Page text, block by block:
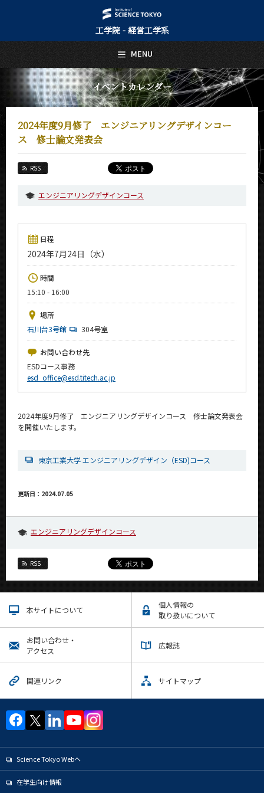
工学院 - 経営工学系
イベントカレンダー
2024年度9月修了 エンジニアリングデザインコー
ス 修士論文発表会
RSS
エンジニアリングデザインコース
日程
2024年7月24日（水）
時間
15:10 - 16:00
場所
石川台3号館
304号室
お問い合わせ先
ESDコース事務
esd_office@esd.titech.ac.jp
2024年度9月修了 エンジニアリングデザインコース 修士論文発表会
を開催いたします。
東京工業大学 エンジニアリングデザイン（ESD)コース
更新日：2024.07.05
エンジニアリングデザインコース
RSS
本サイトについて
個人情報の
取り扱いについて
お問い合わせ・
アクセス
広報誌
関連リンク サイトマップ
Science Tokyo Webヘ
在学生向け情報
MENU
日本語 English
トップページ
Top Page
経営工学系について
About Us
教育
Education
教員・研究室
Faculty and Laboratories
未来
Admissions
経営工学系 News
News
イベントカレンダー
Event Calendar
今後のイベント
今後の課程別イベント
年別アーカイブ